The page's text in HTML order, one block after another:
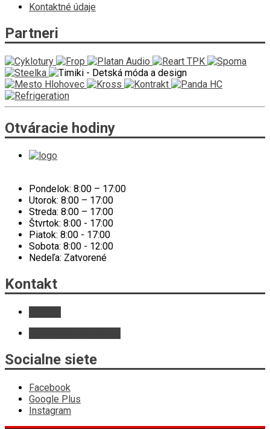
Kontaktné údaje
Partneri
Otváracie hodiny
Pondelok: 8:00 – 17:00
Utorok: 8:00 – 17:00
Streda: 8:00 – 17:00
Štvrtok: 8:00 - 17:00
Piatok: 8:00 - 17:00
Sobota: 8:00 - 12:00
Nedeľa: Zatvorené
Kontakt
Socialne siete
Facebook
Google Plus
Instagram